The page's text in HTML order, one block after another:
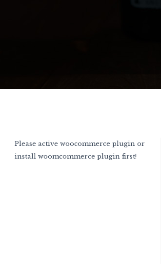
Please active woocommerce plugin or
install woomcommerce plugin first!